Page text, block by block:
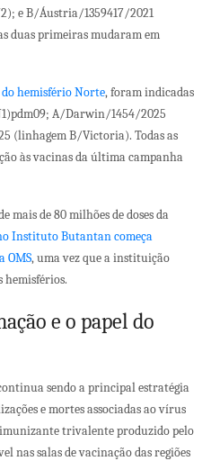
e B/Áustria/1359417/2021
duas primeiras mudaram em
hemisfério Norte, foram indicadas
A/Darwin/1454/2025
(linhagem B/Victoria). Todas as
às vacinas da última campanha
mais de 80 milhões de doses da
Instituto Butantan começa
OMS, uma vez que a instituição
hemisférios.
e o papel do
sendo a principal estratégia
e mortes associadas ao vírus
imunizante trivalente produzido pelo
nas salas de vacinação das regiões